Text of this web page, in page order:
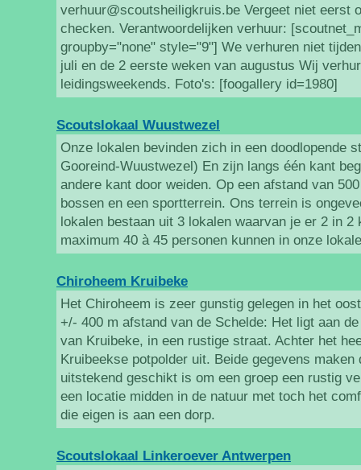
verhuur@scoutsheiligkruis.be Vergeet niet eerst
checken. Verantwoordelijken verhuur:
groupby="none" style="9"] We verhuren niet
juli en de 2 eerste weken van augustus Wij
leidingsweekends. Foto's: [foogallery id=1980]
Scoutslokaal Wuustwezel
Onze lokalen bevinden zich in een doodlopende
Gooreind-Wuustwezel) En zijn langs één kant
andere kant door weiden. Op een afstand van
bossen en een sportterrein. Ons terrein is
lokalen bestaan uit 3 lokalen waarvan je er 2 in 2
maximum 40 à 45 personen kunnen in onze
Chiroheem Kruibeke
Het Chiroheem is zeer gunstig gelegen in het
+/- 400 m afstand van de Schelde: Het ligt aan
van Kruibeke, in een rustige straat. Achter het
Kruibeekse potpolder uit. Beide gegevens maken
uitstekend geschikt is om een groep een rustig
een locatie midden in de natuur met toch het
die eigen is aan een dorp.
Scoutslokaal Linkeroever Antwerpen